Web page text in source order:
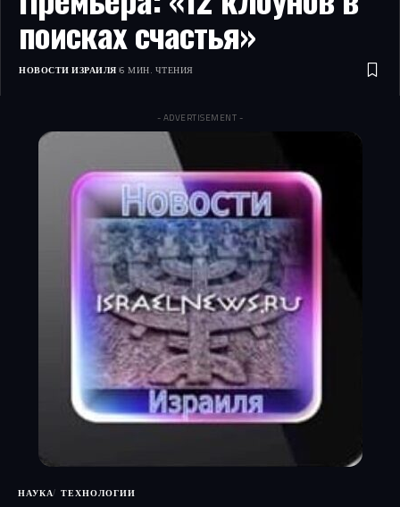
поисках счастья»
НОВОСТИ ИЗРАИЛЯ 6 МИН. ЧТЕНИЯ
- ADVERTISEMENT -
НАУКА ТЕХНОЛОГИИ